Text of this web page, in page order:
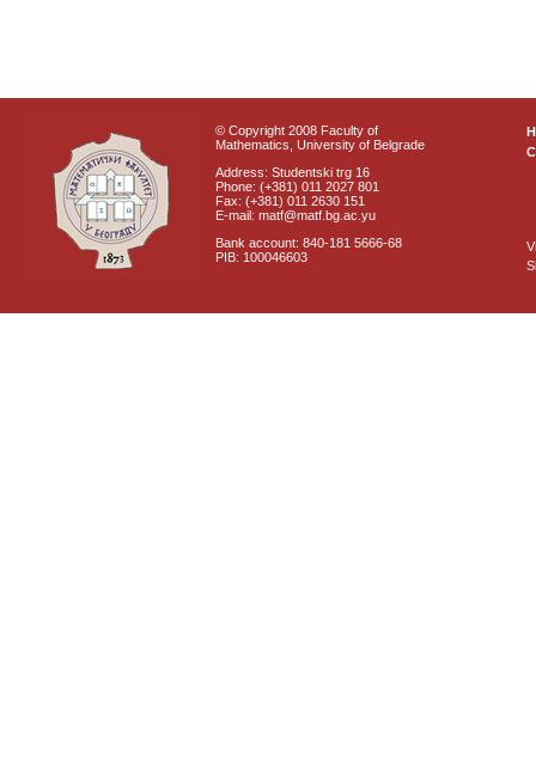
© Copyright 2008 Faculty of
Mathematics, University of Belgrade
Address: Studentski trg 16
Phone: (+381) 011 2027 801
Fax: (+381) 011 2630 151
E-mail: matf@matf.bg.ac.yu
Bank account: 840-181 5666-68
PIB: 100046603